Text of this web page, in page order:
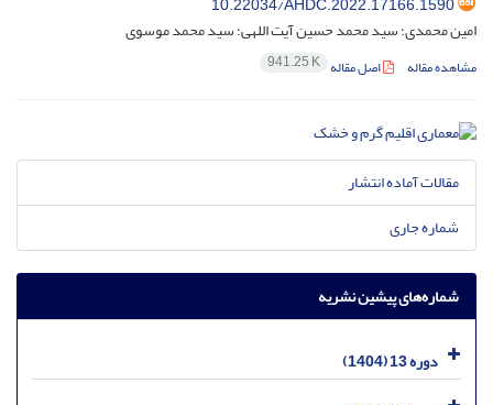
امین محمدی؛ سید محمد حسین آیت اللهی؛ سید محمد موسوی
مشاهده مقاله اصل مقاله 941.25 K
مقالات آماده انتشار
شماره جاری
شماره‌های پیشین نشریه
دوره 13 (1404)